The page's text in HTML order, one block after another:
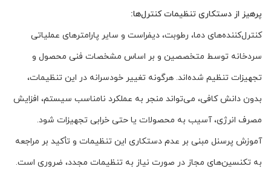
پرهیز از دستکاری تنظیمات کنترل‌ها:
کنترل‌کننده‌های دما، رطوبت، دیفراست و سایر پارامترهای عملیاتی
سردخانه توسط متخصصین و بر اساس مشخصات فنی محصول و
تجهیزات تنظیم شده‌اند. هرگونه تغییر خودسرانه در این تنظیمات،
بدون دانش کافی، می‌تواند منجر به عملکرد نامناسب سیستم، افزایش
مصرف انرژی، آسیب به محصولات یا حتی خرابی تجهیزات شود.
آموزش پرسنل مبنی بر عدم دستکاری این تنظیمات و تأکید بر مراجعه
به تکنسین‌های مجاز در صورت نیاز به تنظیمات مجدد، ضروری است.